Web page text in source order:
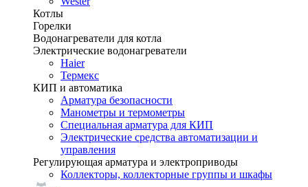
Котлы
Горелки
Водонагреватели для котла
Электрические водонагреватели
Haier
Термекс
КИП и автоматика
Арматура безопасности
Манометры и термометры
Специальная арматура для КИП
Электрические средства автоматизации и
управления
Регулирующая арматура и электроприводы
Коллекторы, коллекторные группы и шкафы